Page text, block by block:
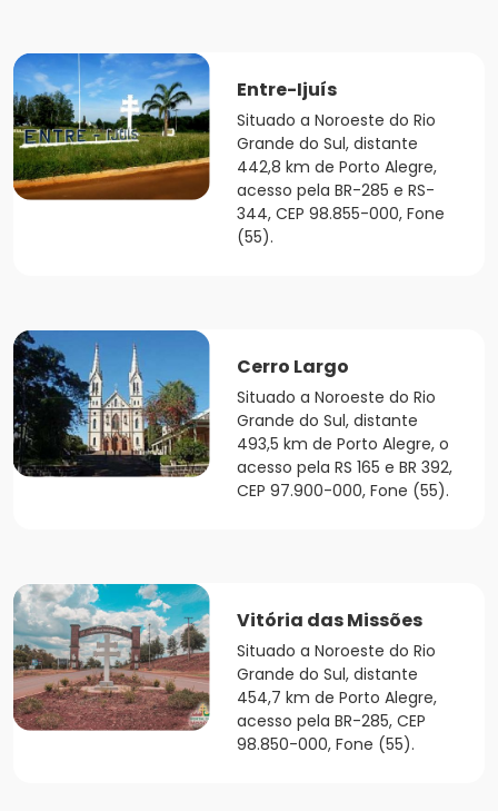
Entre-Ijuís
Situado a Noroeste do Rio
Grande do Sul, distante
442,8 km de Porto Alegre,
acesso pela BR-285 e RS-
344, CEP 98.855-000, Fone
(55).
Cerro Largo
Situado a Noroeste do Rio
Grande do Sul, distante
493,5 km de Porto Alegre, o
acesso pela RS 165 e BR 392,
CEP 97.900-000, Fone (55).
Vitória das Missões
Situado a Noroeste do Rio
Grande do Sul, distante
454,7 km de Porto Alegre,
acesso pela BR-285, CEP
98.850-000, Fone (55).